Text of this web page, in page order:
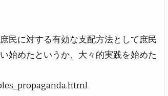
民に対する有効な支配方法として庶民
始めたというか、大々的実践を始めた